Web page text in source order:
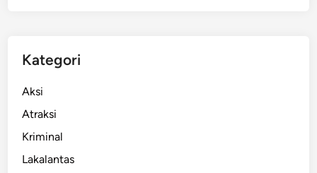
Kategori
Aksi
Atraksi
Kriminal
Lakalantas